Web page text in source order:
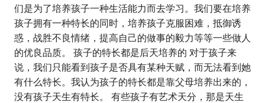
们是为了培养孩子一种生活能力而去学习。我们要在培养
孩子拥有一种特长的同时，培养孩子克服困难，抵御诱
惑，战胜不良情绪，提高自己的做事的毅力等等一些做人
的优良品质。 孩子的特长都是后天培养的 对于孩子来
说，我们只能看到孩子是否具有某种天赋，而无法看到她
有什么特长。我认为孩子的特长都是靠父母培养出来的，
没有孩子天生有特长。 有些孩子有艺术天分，那是天生